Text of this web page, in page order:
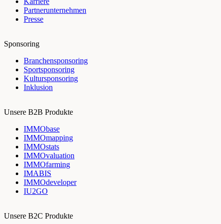
Partnerunternehmen
Presse
Sponsoring
Branchensponsoring
Sportsponsoring
Kultursponsoring
Inklusion
Unsere B2B Produkte
IMMObase
IMMOmapping
IMMOstats
IMMOvaluation
IMMOfarming
IMABIS
IMMOdeveloper
IU2GO
Unsere B2C Produkte